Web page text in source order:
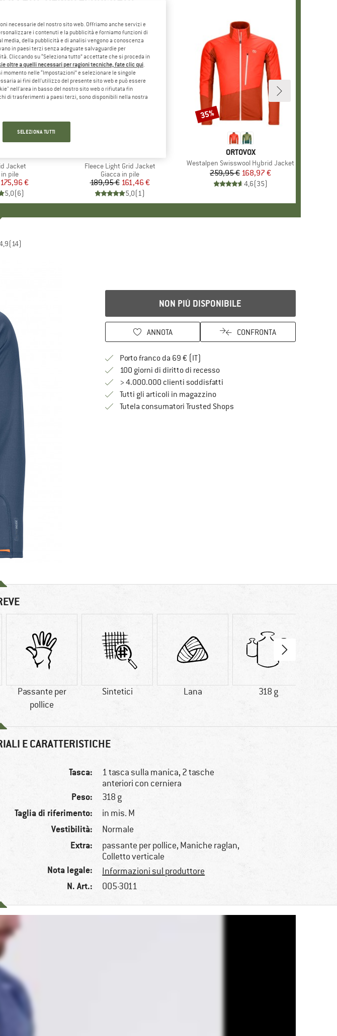
Jacket
di prodotti
in pile
Prezzo
Prezzo ridotto
175,96 €
5,0(6)
Articolo
Fleece Light Grid Jacket
Gruppo di prodotti
Giacca in pile
Prezzo
189,95 €Prezzo ridotto
161,46 €
5,0(1)
MARCHIO
ORTOVOX
Articolo
Westalpen Swisswool Hybrid Jacket
Prezzo
259,95 € Prezzo ridotto
168,97 €
4,6(35)
Sconto
35%
(14)
NON PIÙ DISPONIBILE
ANNOTA CONFRONTA
Porto franco da 69 € (IT)
100 giorni di diritto di recessoVai alla politica di recesso qui Si
> 4.000.000 clienti soddisfatti
Tutti gli articoli in magazzino
Tutela consumatori Trusted ShopsTrovi tutte le informazioni qui!
Passante per
pollice
Sintetici Lana 318 g
E CARATTERISTICHE
Tasca:
1 tasca sulla manica, 2 tasche
anteriori con cerniera
Peso: 318 g
Taglia di riferimento: in mis. M
Vestibilità: Normale
Extra:
passante per pollice, Maniche raglan,
Colletto verticale
Nota legale: Informazioni sul produttore
N. Art.: 005-3011
necessarie del nostro sito web. Offriamo anche servizi e
i contenuti e la pubblicità e forniamo funzioni di
della pubblicità e di analisi vengono a conoscenza
in paesi terzi senza adeguate salvaguardie per
Cliccando su “Seleziona tutto” accettate che si proceda in
oltre a quelli necessari per ragioni tecniche, fate clic qui.
nelle “Impostazioni” e selezionare le singole
ai fini dell'utilizzo del presente sito web e può essere
nell'area in basso del nostro sito web o rifiutata fin
di trasferimenti a paesi terzi, sono disponibili nella nostra
SELEZIONA TUTTI